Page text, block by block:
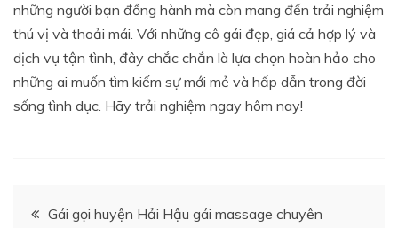
những người bạn đồng hành mà còn mang đến trải nghiệm
thú vị và thoải mái. Với những cô gái đẹp, giá cả hợp lý và
dịch vụ tận tình, đây chắc chắn là lựa chọn hoàn hảo cho
những ai muốn tìm kiếm sự mới mẻ và hấp dẫn trong đời
sống tình dục. Hãy trải nghiệm ngay hôm nay!
ĐiềuGái gọi huyện Hải Hậu gái massage chuyên